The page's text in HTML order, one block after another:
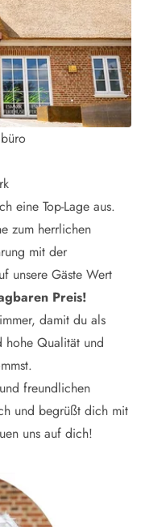
eine Top-Lage aus.
zum herrlichen
mit der
unsere Gäste Wert
Preis!
damit du als
hohe Qualität und
freundlichen
und begrüßt dich mit
uns auf dich!